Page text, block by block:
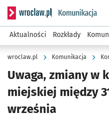
Serwis informacyjny
Aktualności Rozkłady
wroclaw.pl Komunikacja
Uwaga, zmiany w
miejskiej między
września